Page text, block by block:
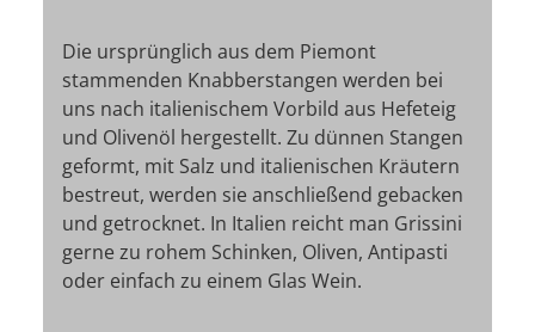
Die ursprünglich aus dem Piemont
stammenden Knabberstangen werden bei
uns nach italienischem Vorbild aus Hefeteig
und Olivenöl hergestellt. Zu dünnen Stangen
geformt, mit Salz und italienischen Kräutern
bestreut, werden sie anschließend gebacken
und getrocknet. In Italien reicht man Grissini
gerne zu rohem Schinken, Oliven, Antipasti
oder einfach zu einem Glas Wein.